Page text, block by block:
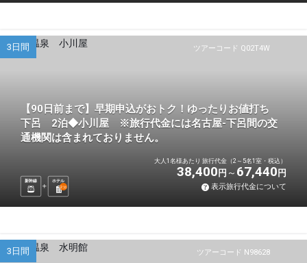
ツアーコード Q02T4W
3日間
【90日前まで】早期申込がおトク！ゆったりお値打ち
下呂 2泊◆小川屋 ※旅行代金には名古屋-下呂間の交
通機関は含まれておりません。
新幹線
ホテル
2泊
大人1名様あたり 旅行代金（2～5名1室・税込）
38,400 円 67,440 円
表示旅行代金について
ツアーコード N98628
3日間